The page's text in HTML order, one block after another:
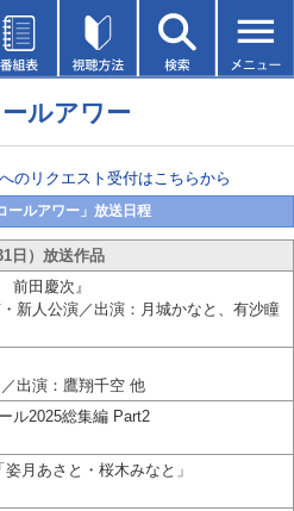
ルアワー
のリクエスト受付はこちらから
ールアワー」放送日程
日）放送作品
前田慶次』
新人公演／出演：月城かなと、有沙瞳
出演：鷹翔千空 他
ル2025総集編 Part2
月あさと・桜木みなと」